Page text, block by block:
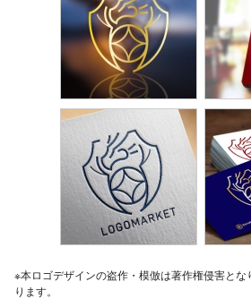
※本ロゴデザインの盗作・模倣は著作権侵害と
ります。